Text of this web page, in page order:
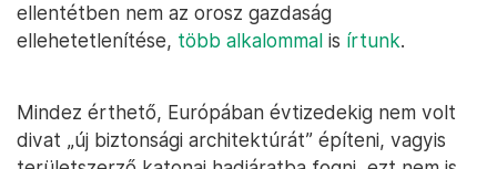
ellentétben nem az orosz gazdaság
ellehetetlenítése, több alkalommal is írtunk.
Mindez érthető, Európában évtizedekig nem volt
divat „új biztonsági architektúrát” építeni, vagyis